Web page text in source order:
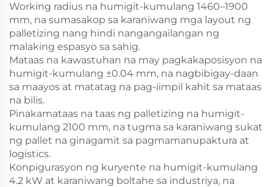
Working radius na humigit-kumulang 1460–1900
mm, na sumasakop sa karaniwang mga layout ng
palletizing nang hindi nangangailangan ng
malaking espasyo sa sahig.
Mataas na kawastuhan na may pagkakaposisyon na
humigit-kumulang ±0.04 mm, na nagbibigay-daan
sa maayos at matatag na pag-iimpil kahit sa mataas
na bilis.
Pinakamataas na taas ng palletizing na humigit-
kumulang 2100 mm, na tugma sa karaniwang sukat
ng pallet na ginagamit sa pagmamanupaktura at
logistics.
Konpigurasyon ng kuryente na humigit-kumulang
4.2 kW at karaniwang boltahe sa industriya, na